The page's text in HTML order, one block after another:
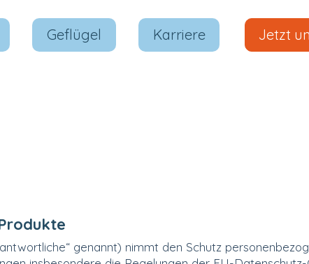
Geflügel Karriere Jetzt
genannt) nimmt den Schutz